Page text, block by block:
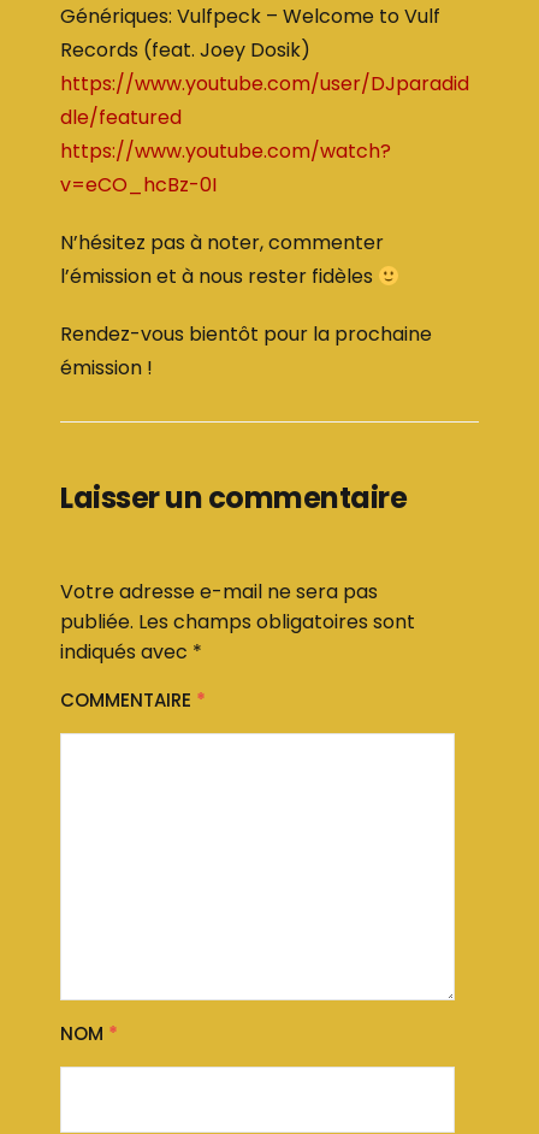
Génériques: Vulfpeck – Welcome to Vulf
Records (feat. Joey Dosik)
https://www.youtube.com/user/DJparadid
dle/featured
https://www.youtube.com/watch?
v=eCO_hcBz-0I
N’hésitez pas à noter, commenter
l’émission et à nous rester fidèles
Rendez-vous bientôt pour la prochaine
émission !
Laisser un commentaire
Votre adresse e-mail ne sera pas
publiée. Les champs obligatoires sont
indiqués avec *
COMMENTAIRE *
NOM *